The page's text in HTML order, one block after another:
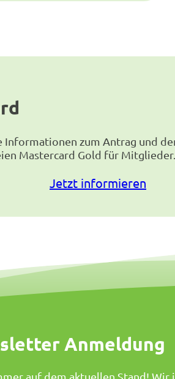
Informationen zum Antrag und
Mastercard Gold für Mitglieder.
Jetzt informieren
Anmeldung
auf dem aktuellen Stand! Wir